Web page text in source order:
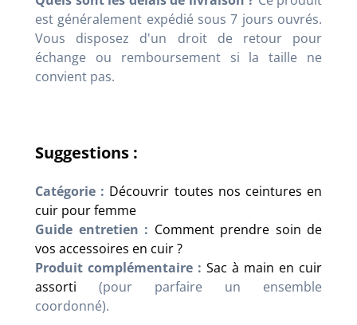
est généralement expédié sous 7 jours ouvrés.
Vous disposez d'un droit de retour pour
échange ou remboursement si la taille ne
convient pas.
Suggestions :
Catégorie : Découvrir toutes nos ceintures en
cuir pour femme
Guide entretien : Comment prendre soin de
vos accessoires en cuir ?
Produit complémentaire : Sac à main en cuir
assorti (pour parfaire un ensemble
coordonné).